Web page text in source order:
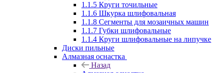
1.1.5 Круги точильные
1.1.6 Шкурка шлифовальная
1.1.8 Сегменты для мозаичных машин
1.1.7 Губки шлифовальные
1.1.4 Круги шлифовальные на липучке
Диски пильные
Алмазная оснастка
Назад